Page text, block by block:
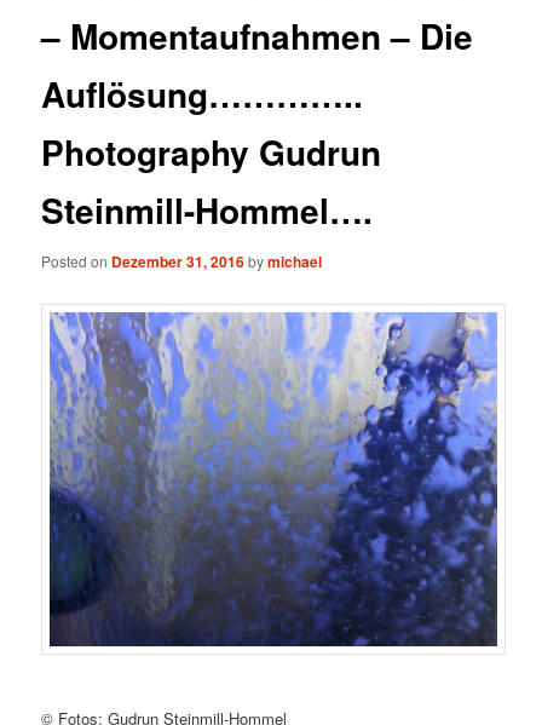
– Momentaufnahmen – Die
Auflösung…………..
Photography Gudrun
Steinmill-Hommel….
Posted on Dezember 31, 2016bymichael
© Fotos: Gudrun Steinmill-Hommel